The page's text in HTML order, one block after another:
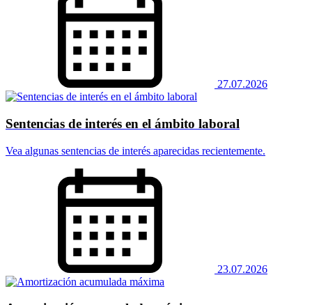
27.07.2026
Sentencias de interés en el ámbito laboral
Vea algunas sentencias de interés aparecidas recientemente.
23.07.2026